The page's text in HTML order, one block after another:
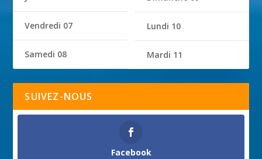
Vendredi 07
Samedi 08
Lundi 10
Mardi 11
SUIVEZ-NOUS
Facebook